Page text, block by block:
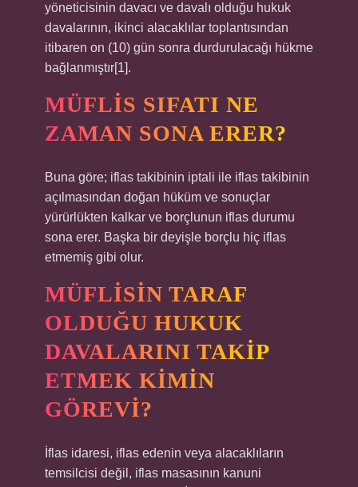
yöneticisinin davacı ve davalı olduğu hukuk
davalarının, ikinci alacaklılar toplantısından
itibaren on (10) gün sonra durdurulacağı hükme
bağlanmıştır[1].
MÜFLIS SIFATI NE
ZAMAN SONA ERER?
Buna göre; iflas takibinin iptali ile iflas takibinin
açılmasından doğan hüküm ve sonuçlar
yürürlükten kalkar ve borçlunun iflas durumu
sona erer. Başka bir deyişle borçlu hiç iflas
etmemiş gibi olur.
MÜFLISIN TARAF
OLDUĞU HUKUK
DAVALARINI TAKIP
ETMEK KIMIN
GÖREVI?
İflas idaresi, iflas edenin veya alacaklıların
temsilcisi değil, iflas masasının kanuni